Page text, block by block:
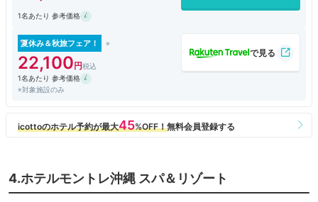
1名あたり 参考価格
夏休み＆秋旅フェア！
22,100
1名あたり 参考価格
※対象施設のみ
4.ホテルモントレ沖縄 スパ＆リゾート